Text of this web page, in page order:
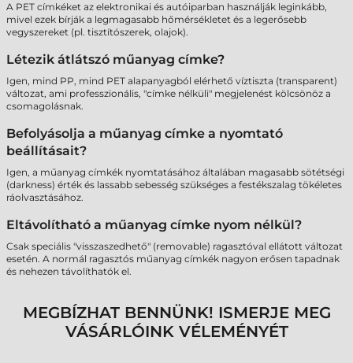
A PET címkéket az elektronikai és autóiparban használják leginkább,
mivel ezek bírják a legmagasabb hőmérsékletet és a legerősebb
vegyszereket (pl. tisztítószerek, olajok).
Létezik átlátszó műanyag címke?
Igen, mind PP, mind PET alapanyagból elérhető víztiszta (transparent)
változat, ami professzionális, "címke nélküli" megjelenést kölcsönöz a
csomagolásnak.
Befolyásolja a műanyag címke a nyomtató
beállításait?
Igen, a műanyag címkék nyomtatásához általában magasabb sötétségi
(darkness) érték és lassabb sebesség szükséges a festékszalag tökéletes
ráolvasztásához.
Eltávolítható a műanyag címke nyom nélkül?
Csak speciális "visszaszedhető" (removable) ragasztóval ellátott változat
esetén. A normál ragasztós műanyag címkék nagyon erősen tapadnak
és nehezen távolíthatók el.
MEGBÍZHAT BENNÜNK! ISMERJE MEG
VÁSÁRLÓINK VÉLEMÉNYÉT